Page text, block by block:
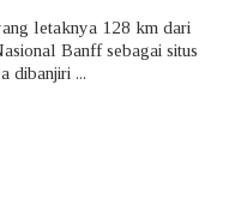
letaknya 128 km dari
Banff sebagai situs
dibanjiri ...